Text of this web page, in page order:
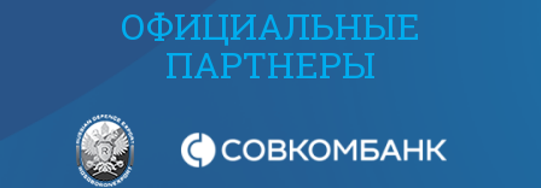
ОФИЦИАЛЬНЫЕ
ПАРТНЕРЫ